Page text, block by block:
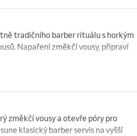
tradičního barber rituálu s horkým
Napaření změkčí vousy, připraví
změkčí vousy a otevře póry pro
klasický barber servis na vyšší